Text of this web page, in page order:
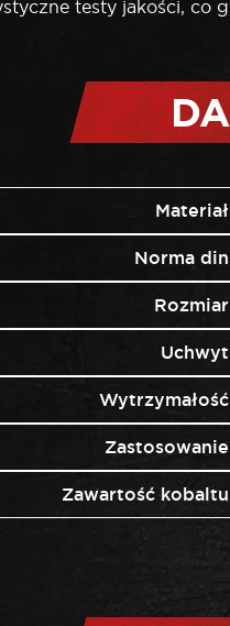
testy jakości, co
Materiał
Norma din
Rozmiar
Uchwyt
Wytrzymałość
Zastosowanie
Zawartość kobaltu